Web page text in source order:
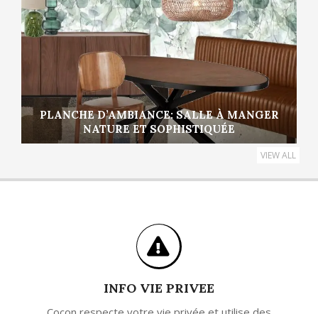
PLANCHE D’AMBIANCE: SALLE À MANGER
NATURE ET SOPHISTIQUÉE
VIEW ALL
INFO VIE PRIVEE